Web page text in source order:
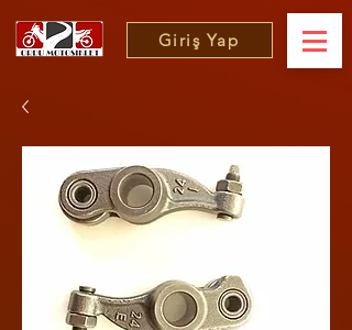
Giriş Yap